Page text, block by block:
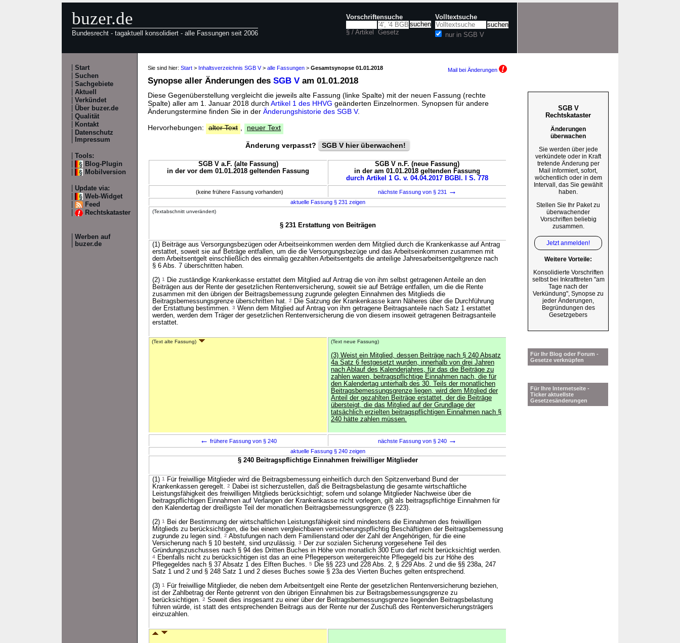
buzer.de
Bundesrecht - tagaktuell konsolidiert - alle Fassungen seit 2006
Vorschriftensuche
§ / Artikel Gesetz
Volltextsuche
nur in SGB V
Start
Suchen
Sachgebiete
Aktuell
Verkündet
Über buzer.de
Qualität
Kontakt
Datenschutz
Impressum
Tools:
Blog-Plugin
Mobilversion
Update via:
Web-Widget
Feed
Rechtskataster
Werben auf
buzer.de
Sie sind hier: Start > Inhaltsverzeichnis SGB V> alle Fassungen > Gesamtsynopse 01.01.2018 Mail bei Änderungen
Synopse aller Änderungen des SGB V am 01.01.2018
Diese Gegenüberstellung vergleicht die jeweils alte Fassung (linke Spalte) mit der neuen Fassung (rechte
Spalte) aller am 1. Januar 2018 durch Artikel 1 des HHVG geänderten Einzelnormen. Synopsen für andere
Änderungstermine finden Sie in der Änderungshistorie des SGB V.
Hervorhebungen:
alter Text neuer Text
Änderung verpasst? SGB V hier überwachen!
SGB V a.F. (alte Fassung)
in der vor dem 01.01.2018 geltenden Fassung
SGB V n.F. (neue Fassung)
in der am 01.01.2018 geltenden Fassung
durch Artikel 1 G. v. 04.04.2017 BGBl. I S. 778
(keine frühere Fassung vorhanden) nächste Fassung von § 231 →
aktuelle Fassung § 231 zeigen
(Textabschnitt unverändert)
§ 231 Erstattung von Beiträgen
(1) Beiträge aus Versorgungsbezügen oder Arbeitseinkommen werden dem Mitglied durch die Krankenkasse auf Antrag
erstattet, soweit sie auf Beträge entfallen, um die die Versorgungsbezüge und das Arbeitseinkommen zusammen mit
dem Arbeitsentgelt einschließlich des einmalig gezahlten Arbeitsentgelts die anteilige Jahresarbeitsentgeltgrenze nach
§ 6 Abs. 7 überschritten haben.
(2) 1
Die zuständige Krankenkasse erstattet dem Mitglied auf Antrag die von ihm selbst getragenen Anteile an den
Beiträgen aus der Rente der gesetzlichen Rentenversicherung, soweit sie auf Beträge entfallen, um die die Rente
zusammen mit den übrigen der Beitragsbemessung zugrunde gelegten Einnahmen des Mitglieds die
Beitragsbemessungsgrenze überschritten hat. 2
Die Satzung der Krankenkasse kann Näheres über die Durchführung
der Erstattung bestimmen. 3 Wenn dem Mitglied auf Antrag von ihm getragene Beitragsanteile nach Satz 1 erstattet
werden, werden dem Träger der gesetzlichen Rentenversicherung die von diesem insoweit getragenen Beitragsanteile
erstattet.
(Text alte Fassung) (Text neue Fassung)
(3) Weist ein Mitglied, dessen Beiträge nach § 240 Absatz
4a Satz 6 festgesetzt wurden, innerhalb von drei Jahren
nach Ablauf des Kalenderjahres, für das die Beiträge zu
zahlen waren, beitragspflichtige Einnahmen nach, die für
den Kalendertag unterhalb des 30. Teils der monatlichen
Beitragsbemessungsgrenze liegen, wird dem Mitglied der
Anteil der gezahlten Beiträge erstattet, der die Beiträge
übersteigt, die das Mitglied auf der Grundlage der
tatsächlich erzielten beitragspflichtigen Einnahmen nach §
240 hätte zahlen müssen.
← frühere Fassung von § 240 nächste Fassung von § 240 →
aktuelle Fassung § 240 zeigen
§ 240 Beitragspflichtige Einnahmen freiwilliger Mitglieder
(1) 1
Für freiwillige Mitglieder wird die Beitragsbemessung einheitlich durch den Spitzenverband Bund der
Krankenkassen geregelt. 2
Dabei ist sicherzustellen, daß die Beitragsbelastung die gesamte wirtschaftliche
Leistungsfähigkeit des freiwilligen Mitglieds berücksichtigt; sofern und solange Mitglieder Nachweise über die
beitragspflichtigen Einnahmen auf Verlangen der Krankenkasse nicht vorlegen, gilt als beitragspflichtige Einnahmen für
den Kalendertag der dreißigste Teil der monatlichen Beitragsbemessungsgrenze (§ 223).
(2) 1
Bei der Bestimmung der wirtschaftlichen Leistungsfähigkeit sind mindestens die Einnahmen des freiwilligen
Mitglieds zu berücksichtigen, die bei einem vergleichbaren versicherungspflichtig Beschäftigten der Beitragsbemessung
zugrunde zu legen sind. 2 Abstufungen nach dem Familienstand oder der Zahl der Angehörigen, für die eine
Versicherung nach § 10 besteht, sind unzulässig. 3
Der zur sozialen Sicherung vorgesehene Teil des
Gründungszuschusses nach § 94 des Dritten Buches in Höhe von monatlich 300 Euro darf nicht berücksichtigt werden.
4 Ebenfalls nicht zu berücksichtigen ist das an eine Pflegeperson weitergereichte Pflegegeld bis zur Höhe des
Pflegegeldes nach § 37 Absatz 1 des Elften Buches. 5 Die §§ 223 und 228 Abs. 2, § 229 Abs. 2 und die §§ 238a, 247
Satz 1 und 2 und § 248 Satz 1 und 2 dieses Buches sowie § 23a des Vierten Buches gelten entsprechend.
(3) 1
Für freiwillige Mitglieder, die neben dem Arbeitsentgelt eine Rente der gesetzlichen Rentenversicherung beziehen,
ist der Zahlbetrag der Rente getrennt von den übrigen Einnahmen bis zur Beitragsbemessungsgrenze zu
berücksichtigen. 2 Soweit dies insgesamt zu einer über der Beitragsbemessungsgrenze liegenden Beitragsbelastung
führen würde, ist statt des entsprechenden Beitrags aus der Rente nur der Zuschuß des Rentenversicherungsträgers
einzuzahlen.
SGB V
Rechtskataster
Änderungen
überwachen
Sie werden über jede
verkündete oder in Kraft
tretende Änderung per
Mail informiert, sofort,
wöchentlich oder in dem
Intervall, das Sie gewählt
haben.
Stellen Sie Ihr Paket zu
überwachender
Vorschriften beliebig
zusammen.
Jetzt anmelden!
Weitere Vorteile:
Konsolidierte Vorschriften
selbst bei Inkrafttreten "am
Tage nach der
Verkündung", Synopse zu
jeder Änderungen,
Begründungen des
Gesetzgebers
Für Ihr Blog oder Forum -
Gesetze verknüpfen
Für Ihre Internetseite -
Ticker aktuellste
Gesetzesänderungen